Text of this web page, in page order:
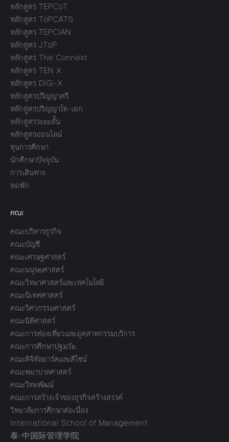
หลักสูตร TEPCoT
หลักสูตร ToPCATS
หลักสูตร TEPCIAN
หลักสูตร JToP
หลักสูตร The Connext
หลักสูตร TEN X
หลักสูตร DIGI-X
หลักสูตรปริญญาตรี
หลักสูตรปริญญาโท-เอก
หลักสูตรระยะสั้น
หลักสูตรออนไลน์
ทุนการศึกษา
นักศึกษาปัจจุบัน
การเดินทาง
หอพัก
คณะ
คณะบริหารธุรกิจ
คณะบัญชี
คณะเศรษฐศาสตร์
คณะมนุษยศาสตร์
คณะวิทยาศาสตร์และเทคโนโลยี
คณะนิเทศศาสตร์
คณะวิศวกรรมศาสตร์
คณะนิติศาสตร์
คณะการท่องเที่ยวและอุตสาหกรรมบริการ
คณะการศึกษาปฐมวัย
คณะดิจิทัลอาร์ตและดีไซน์
คณะพยาบาลศาสตร์
คณะวิทยพัฒน์
คณะการสร้างเจ้าของธุรกิจสร้างสรรค์
วิทยาลัยการศึกษาต่อเนื่อง
International School of Management
泰-中国际管理学院